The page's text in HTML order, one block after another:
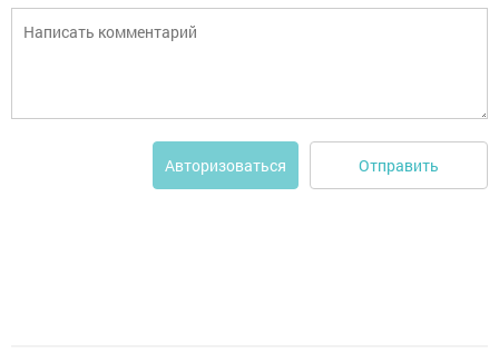
Авторизоваться Отправить